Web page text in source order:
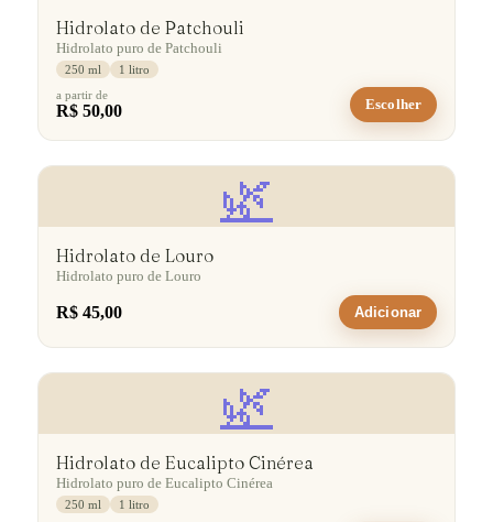
Hidrolato de Patchouli
Hidrolato puro de Patchouli
250 ml
1 litro
a partir de
R$ 50,00 Escolher
🌿
Hidrolato de Louro
Hidrolato puro de Louro
R$ 45,00 Adicionar
🌿
Hidrolato de Eucalipto Cinérea
Hidrolato puro de Eucalipto Cinérea
250 ml
1 litro